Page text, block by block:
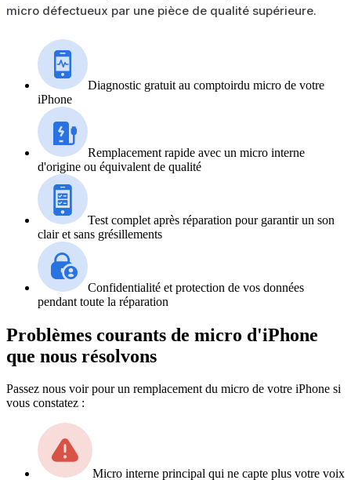
micro défectueux par une pièce de qualité supérieure.
Diagnostic gratuit au comptoirdu micro de votre
iPhone
Remplacement rapide avec un micro interne
d'origine ou équivalent de qualité
Test complet après réparation pour garantir un son
clair et sans grésillements
Confidentialité et protection de vos données
pendant toute la réparation
Problèmes courants de micro d'iPhone
que nous résolvons
Passez nous voir pour un remplacement du micro de votre iPhone si
vous constatez :
Micro interne principal qui ne capte plus votre voix